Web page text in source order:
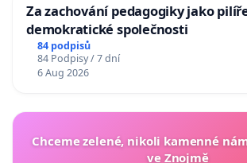
Za zachování pedagogiky jako
demokratické společnosti
84 podpisů
84 Podpisy / 7 dní
6 Aug 2026
Chceme zelené, nikoli kamenné
ve Znojmě